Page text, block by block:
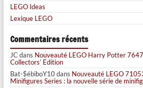
LEGO Ideas
Lexique LEGO
Commentaires récents
JCdans Nouveauté LEGO Harry Potter
Collectors’ Edition
Bat-$ébiboY10dans Nouveauté LEGO
Minifigures Series : la nouvelle série de